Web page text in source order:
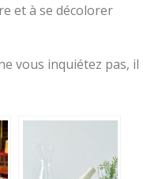
et à se décolorer
vous inquiétez pas, il